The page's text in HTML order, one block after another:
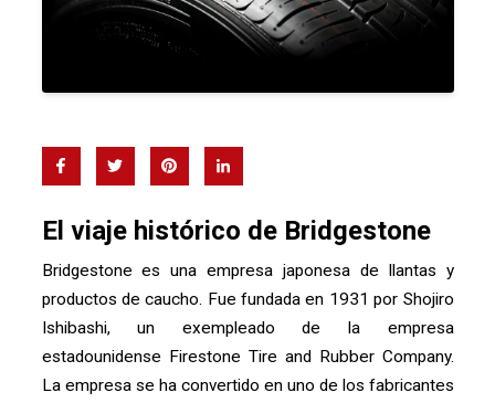
El viaje histórico de Bridgestone
Bridgestone es una empresa japonesa de llantas y
productos de caucho. Fue fundada en 1931 por Shojiro
Ishibashi, un exempleado de la empresa
estadounidense Firestone Tire and Rubber Company.
La empresa se ha convertido en uno de los fabricantes